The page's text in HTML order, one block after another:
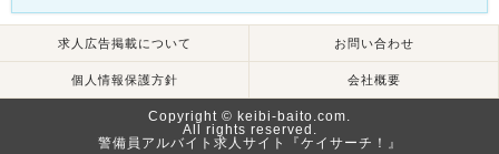
求人広告掲載について お問い合わせ
個人情報保護方針 会社概要
Copyright © keibi-baito.com.
All rights reserved.
警備員アルバイト求人サイト『ケイサーチ！』